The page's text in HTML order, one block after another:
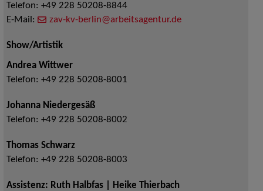
Telefon: +49 228 50208-8844
E-Mail:
zav-kv-berlin@arbeitsagentur.de
Show/Artistik
Andrea Wittwer
Telefon: +49 228 50208-8001
Johanna Niedergesäß
Telefon: +49 228 50208-8002
Thomas Schwarz
Telefon: +49 228 50208-8003
Assistenz: Ruth Halbfas | Heike Thierbach